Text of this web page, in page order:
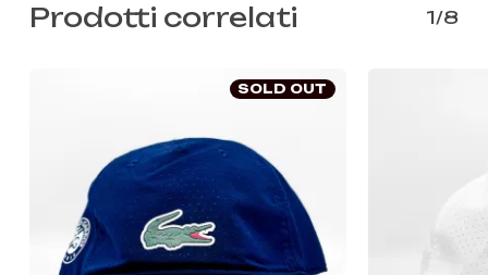
Prodotti correlati 1/8
SOLD OUT